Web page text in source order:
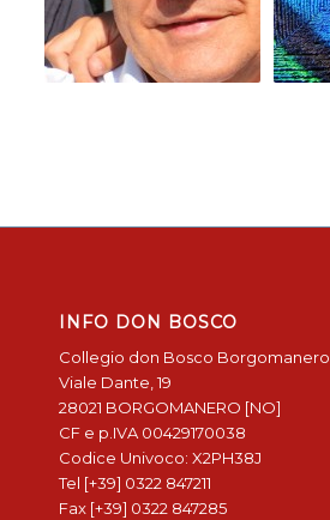
INFO DON BOSCO
Collegio don Bosco Borgomanero
Viale Dante, 19
28021 BORGOMANERO [NO]
CF e p.IVA 00429170038
Codice Univoco: X2PH38J
Tel [+39] 0322 847211
Fax [+39] 0322 847285